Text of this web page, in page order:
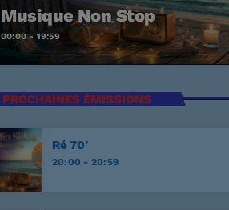
Musique Non Stop
00:00 - 19:59
PROCHAINES ÉMISSIONS
Ré 70′
20:00 - 20:59